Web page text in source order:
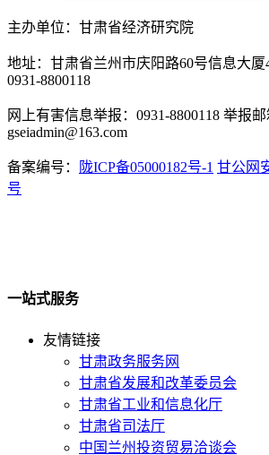
主办单位：甘肃省经济研究院
地址：甘肃省兰州市庆阳路60号信息大厦
0931-8800118
网上有害信息举报：0931-8800118 举报邮
gseiadmin@163.com
备案编号： 陇ICP备05000182号-1 甘公网
号
一站式服务
友情链接
甘肃政务服务网
甘肃省发展和改革委员会
甘肃省工业和信息化厅
甘肃省司法厅
中国兰州投资贸易洽谈会